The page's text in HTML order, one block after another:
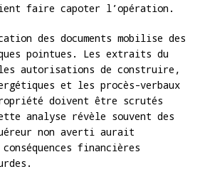
faire capoter l’opération.
des documents mobilise des
pointues. Les extraits du
autorisations de construire,
et les procès-verbaux
doivent être scrutés
analyse révèle souvent des
non averti aurait
financières